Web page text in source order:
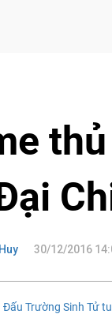
30/12/2016
Đấu Trường Sinh Tử